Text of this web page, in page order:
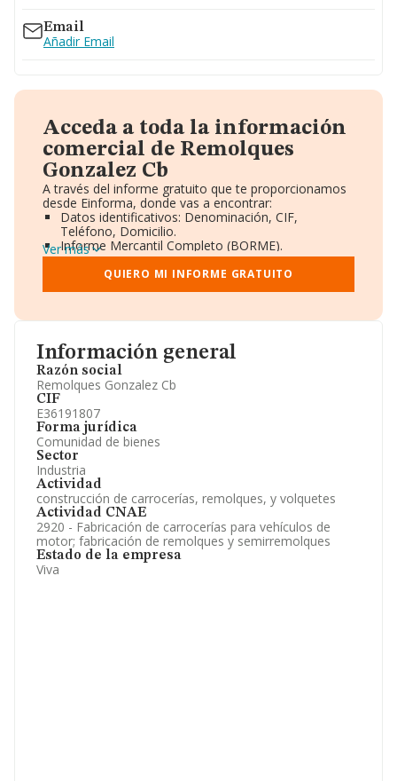
Información general
Razón social
Remolques Gonzalez Cb
CIF
E36191807
Forma jurídica
Comunidad de bienes
Sector
Industria
Actividad
construcción de carrocerías, remolques, y volquetes
Actividad CNAE
2920 - Fabricación de carrocerías para vehículos de
motor; fabricación de remolques y semirremolques
Estado de la empresa
Viva
Email
Añadir Email
Acceda a toda la información
comercial de Remolques
Gonzalez Cb
A través del informe gratuito que te proporcionamos
desde Einforma, donde vas a encontrar:
Datos identificativos: Denominación, CIF,
Teléfono, Domicilio.
Informe Mercantil Completo (BORME).
Gráficos de Evolución Ventas y Empleados.
Consejo de Administración y Administradores.
Directivos y Ejecutivos.
Información oficial y registral complementaria.
Ver más
QUIERO MI INFORME GRATUITO